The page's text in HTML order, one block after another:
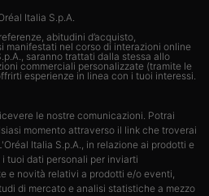
Italia S.p.A.
abitudini d’acquisto,
manifestati nel corso di interazioni online
saranno trattati dalla stessa allo
commerciali personalizzate (tramite le
esperienze in linea con i tuoi interessi.​
le nostre comunicazioni. Potrai
momento attraverso il link che troverai
Italia S.p.A., in relazione ai prodotti e
tuoi dati personali per inviarti
e novità relativi a prodotti e/o eventi,
di mercato e analisi statistiche a mezzo